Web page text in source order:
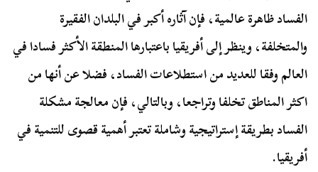
الفساد ظاهرة عالمية، فإن آثاره أكبر في البلدان الفقيرة
والمتخلفة، وينظر إلى أفريقيا باعتبارها المنطقة الأكثر فسادا في
العالم وفقا للعديد من استطلاعات الفساد، فضلا عن أنها من
اكثر المناطق تخلفا وتراجعا، وبالتالي، فإن معالجة مشكلة
الفساد بطريقة إستراتيجية وشاملة تعتبر أهمية قصوى للتنمية في
أفريقيا.